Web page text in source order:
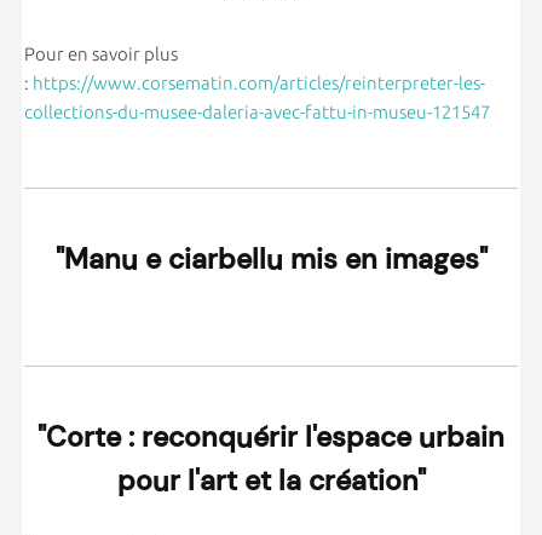
Pour en savoir plus
: https://www.corsematin.com/articles/reinterpreter-les-
collections-du-musee-daleria-avec-fattu-in-museu-121547
"Manu e ciarbellu mis en images"
"Corte : reconquérir l'espace urbain
pour l'art et la création"